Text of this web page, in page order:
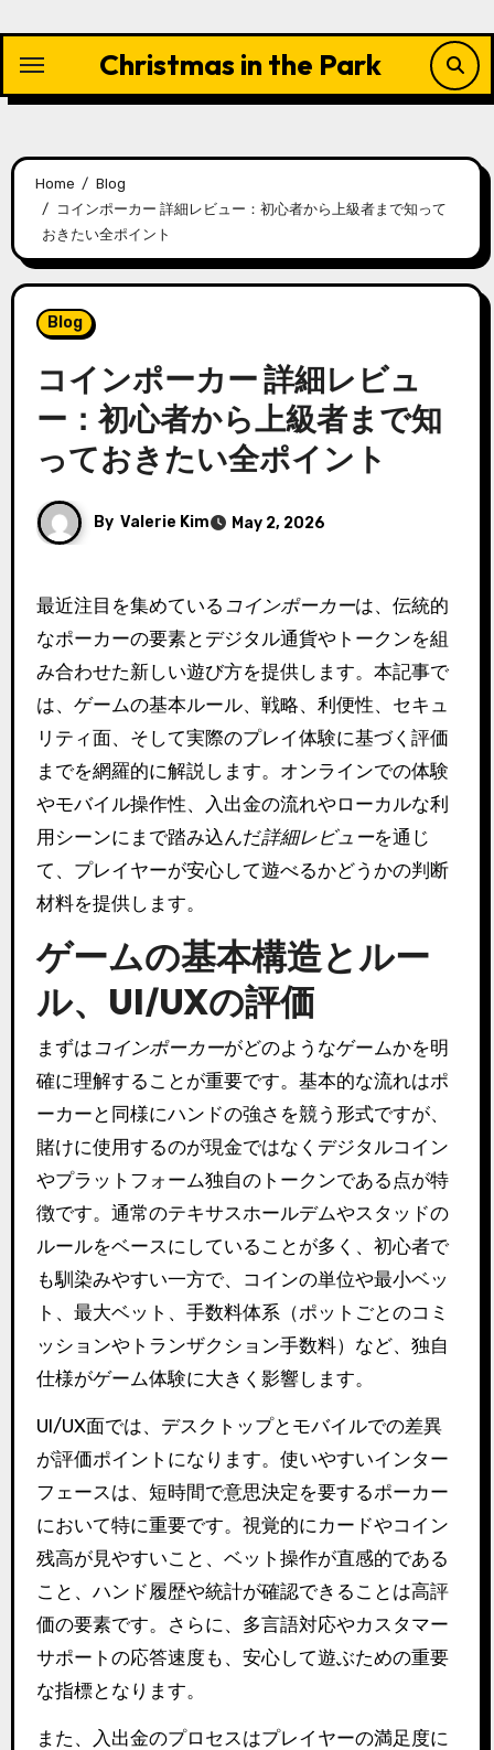
content
Christmas in the Park
Home
Blog
コインポーカー 詳細レビュー：初心者から上級者まで知って
おきたい全ポイント
Blog
コインポーカー 詳細レビュ
ー：初心者から上級者まで知
っておきたい全ポイント
By Valerie Kim May 2, 2026
最近注目を集めている コインポーカーは、伝統的
なポーカーの要素とデジタル通貨やトークンを組
み合わせた新しい遊び方を提供します。本記事で
は、ゲームの基本ルール、戦略、利便性、セキュ
リティ面、そして実際のプレイ体験に基づく評価
までを網羅的に解説します。オンラインでの体験
やモバイル操作性、入出金の流れやローカルな利
用シーンにまで踏み込んだ詳細レビューを通じ
て、プレイヤーが安心して遊べるかどうかの判断
材料を提供します。
ゲームの基本構造とルー
ル、UI/UXの評価
まずはコインポーカーがどのようなゲームかを明
確に理解することが重要です。基本的な流れはポ
ーカーと同様にハンドの強さを競う形式ですが、
賭けに使用するのが現金ではなくデジタルコイン
やプラットフォーム独自のトークンである点が特
徴です。通常のテキサスホールデムやスタッドの
ルールをベースにしていることが多く、初心者で
も馴染みやすい一方で、コインの単位や最小ベッ
ト、最大ベット、手数料体系（ポットごとのコミ
ッションやトランザクション手数料）など、独自
仕様がゲーム体験に大きく影響します。
UI/UX面では、デスクトップとモバイルでの差異
が評価ポイントになります。使いやすいインター
フェースは、短時間で意思決定を要するポーカー
において特に重要です。視覚的にカードやコイン
残高が見やすいこと、ベット操作が直感的である
こと、ハンド履歴や統計が確認できることは高評
価の要素です。さらに、多言語対応やカスタマー
サポートの応答速度も、安心して遊ぶための重要
な指標となります。
また、入出金のプロセスはプレイヤーの満足度に